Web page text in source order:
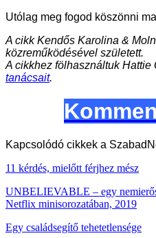
Utólag meg fogod köszönni
A cikk Kendős Karolina &
közreműködésével született.
A cikkhez fölhasználtuk Hattie
tanácsait.
Kapcsolódó cikkek a
11 kérdés, mielőtt férjhez mész
UNBELIEVABLE – egy
Netflix minisorozatában, 2019
Egy családsegítő tehetetlensége